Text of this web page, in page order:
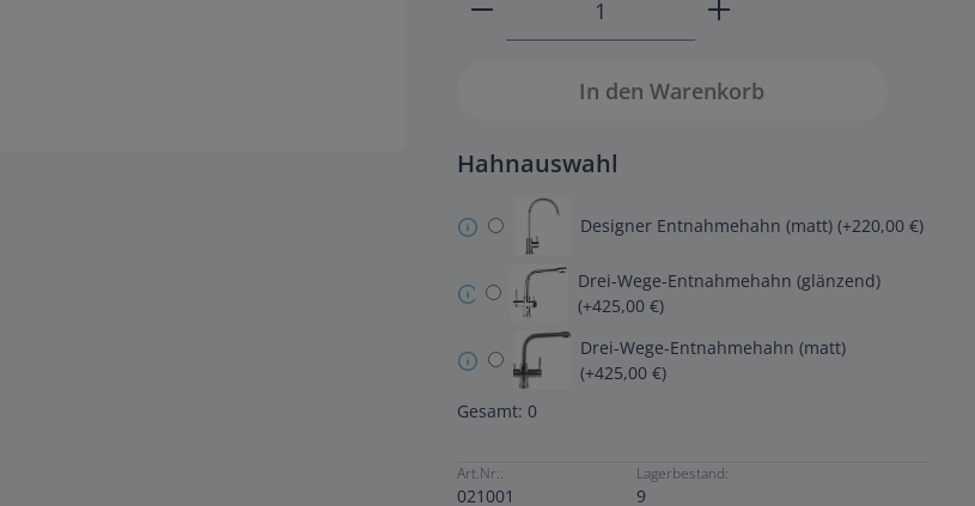
In den Warenkorb
Hahnauswahl
Designer Entnahmehahn (matt) (+220,00 €)
Drei-Wege-Entnahmehahn (glänzend)
(+425,00 €)
Drei-Wege-Entnahmehahn (matt)
(+425,00 €)
Gesamt: 0
Art.Nr.:
021001
Lagerbestand:
9